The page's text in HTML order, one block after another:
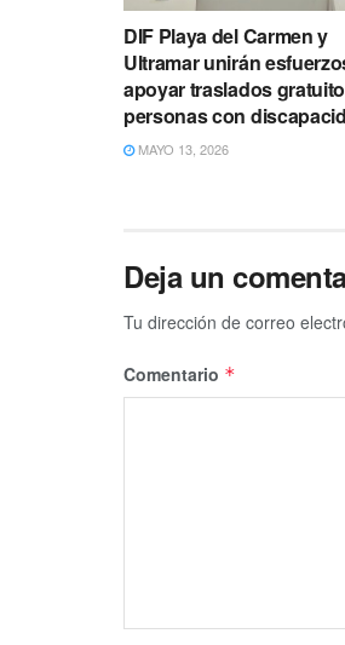
DIF Playa del Carmen y
Ultramar unirán
apoyar traslados
personas con
MAYO 13, 2026
Deja un
Tu dirección de correo
Comentario *